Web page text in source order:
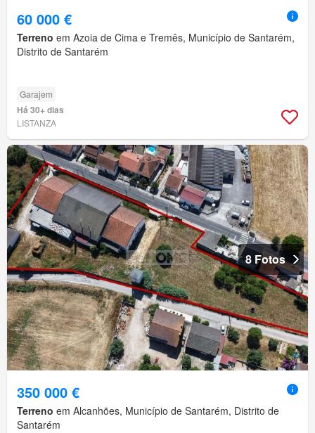
60 000 €
Terreno em Azoia de Cima e Tremês, Município de Santarém,
Distrito de Santarém
Garajem
Há 30+ dias
LISTANZA
8 Fotos
350 000 €
Terreno em Alcanhões, Município de Santarém, Distrito de
Santarém